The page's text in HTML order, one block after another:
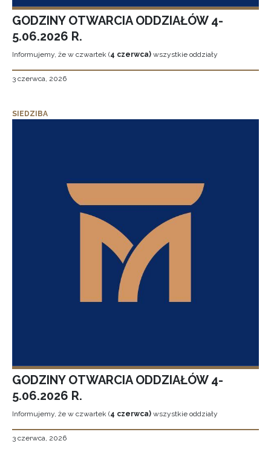
GODZINY OTWARCIA ODDZIAŁÓW 4-
5.06.2026 R.
Informujemy, że w czwartek (4 czerwca) wszystkie oddziały
3 czerwca, 2026
SIEDZIBA
GODZINY OTWARCIA ODDZIAŁÓW 4-
5.06.2026 R.
Informujemy, że w czwartek (4 czerwca) wszystkie oddziały
3 czerwca, 2026